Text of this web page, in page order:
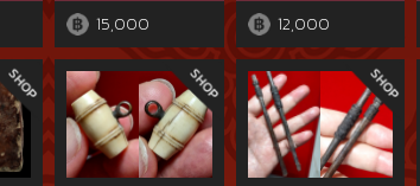
15,000
12,000